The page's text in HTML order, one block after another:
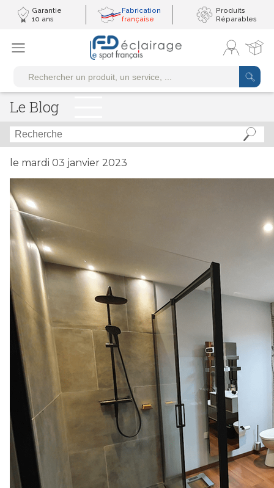
Garantie
10 ans
Fabrication
française
Produits
Réparables
Le Blog
le mardi 03 janvier 2023